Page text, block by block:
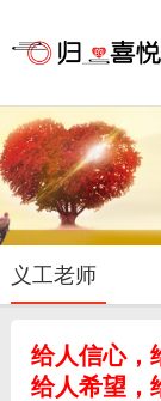
义工老师
给人信心，
给人希望，